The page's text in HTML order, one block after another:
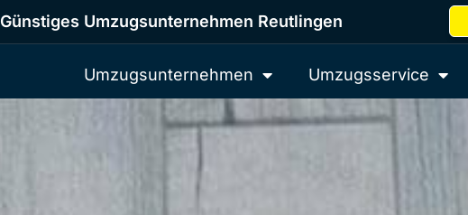
Günstiges Umzugsunternehmen Reutlingen
Umzugsunternehmen Umzugsservice